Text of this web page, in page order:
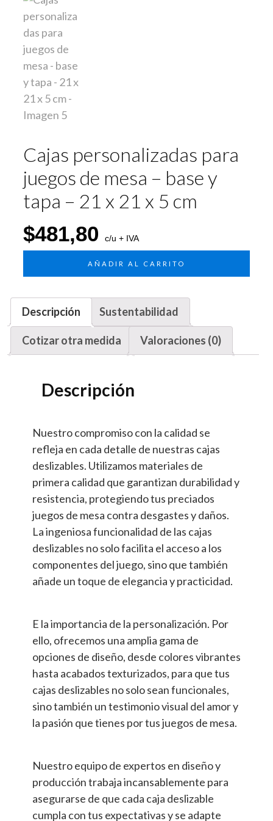
Cajas personalizadas para
juegos de mesa – base y
tapa – 21 x 21 x 5 cm
$481,80 c/u + IVA
AÑADIR AL CARRITO
Descripción Sustentabilidad
Cotizar otra medida Valoraciones (0)
Descripción
Nuestro compromiso con la calidad se
refleja en cada detalle de nuestras cajas
deslizables. Utilizamos materiales de
primera calidad que garantizan durabilidad y
resistencia, protegiendo tus preciados
juegos de mesa contra desgastes y daños.
La ingeniosa funcionalidad de las cajas
deslizables no solo facilita el acceso a los
componentes del juego, sino que también
añade un toque de elegancia y practicidad.
E la importancia de la personalización. Por
ello, ofrecemos una amplia gama de
opciones de diseño, desde colores vibrantes
hasta acabados texturizados, para que tus
cajas deslizables no solo sean funcionales,
sino también un testimonio visual del amor y
la pasión que tienes por tus juegos de mesa.
Nuestro equipo de expertos en diseño y
producción trabaja incansablemente para
asegurarse de que cada caja deslizable
cumpla con tus expectativas y se adapte